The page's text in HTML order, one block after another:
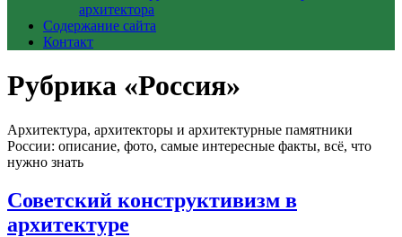
архитектора
Содержание сайта
Контакт
Рубрика «Россия»
Архитектура, архитекторы и архитектурные памятники
России: описание, фото, самые интересные факты, всё, что
нужно знать
Советский конструктивизм в
архитектуре